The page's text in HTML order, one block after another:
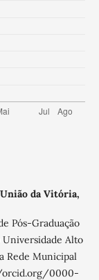
da Vitória,
Pós-Graduação
Universidade Alto
Rede Municipal
orcid.org/0000-